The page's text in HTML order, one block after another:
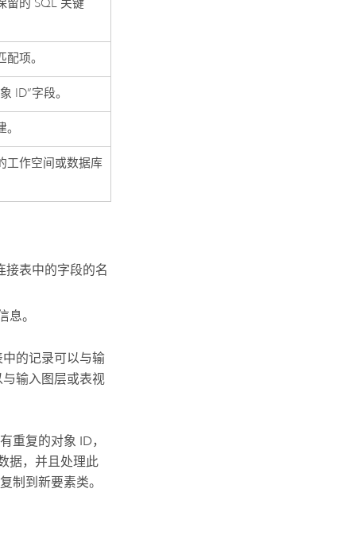
留的 SQL 关键
项。
ID”字段。
工作空间或数据库
接表中的字段的名
。
的记录可以与输
输入图层或表视
重复的对象 ID，
据，并且处理此
制到新要素类。